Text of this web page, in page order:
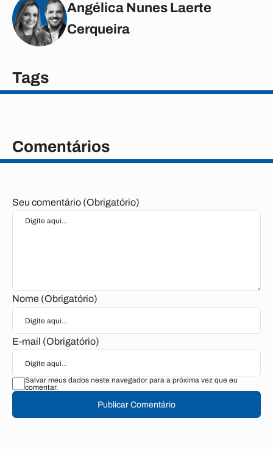
Angélica Nunes Laerte
Cerqueira
Tags
Comentários
Seu comentário (Obrigatório)
Nome (Obrigatório)
E-mail (Obrigatório)
Salvar meus dados neste navegador para a próxima vez que eu
comentar.
Publicar Comentário